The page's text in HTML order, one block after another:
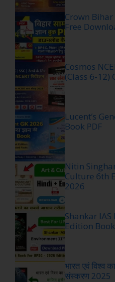
Crown
Free
Cosmos
(Class 6-12)
Lucent’s
Book PDF
Nitin
Culture 6th
2026
Shankar
Edition
भारत एवं विश्व
संस्करण 2025